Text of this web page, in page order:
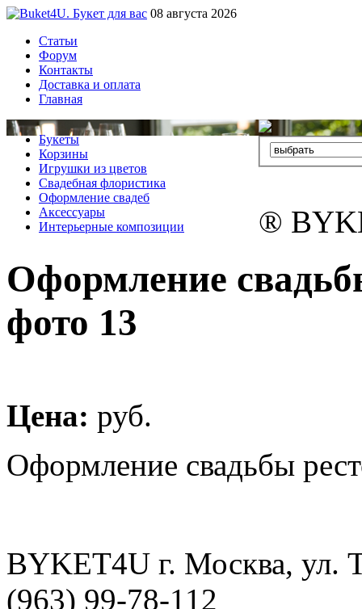
08 августа 2026
Статьи
Форум
Контакты
Доставка и оплата
Главная
Букеты
Корзины
Игрушки из цветов
Свадебная флористика
Оформление свадеб
Аксессуары
Интерьерные композиции
®
Оформление
фото 13
Цена: руб.
Оформление свадьбы
BYKET4U г. Москва, ул.
(963) 99-78-112